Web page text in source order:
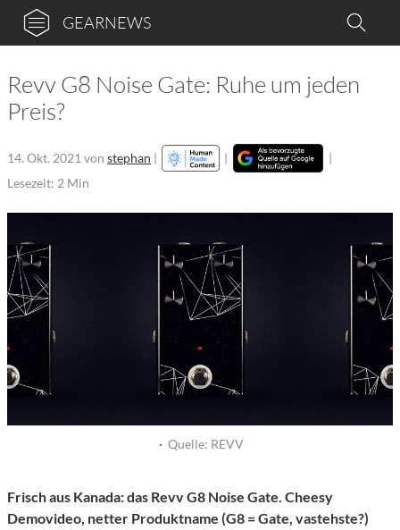
GEARNEWS
Revv G8 Noise Gate: Ruhe um jeden
Preis?
14. Okt. 2021 von stephan | |
|
Lesezeit: 2 Min
· Quelle: REVV
Frisch aus Kanada: das Revv G8 Noise Gate. Cheesy
Demovideo, netter Produktname (G8 = Gate, vastehste?)